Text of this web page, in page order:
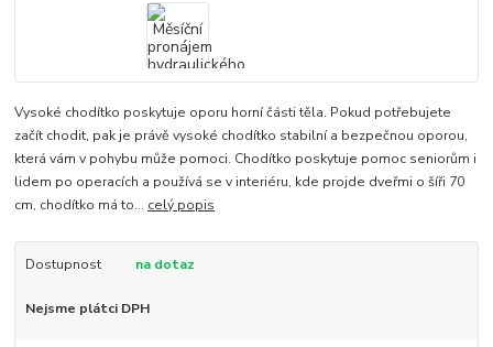
Vysoké chodítko poskytuje oporu horní části těla. Pokud potřebujete
začít chodit, pak je právě vysoké chodítko stabilní a bezpečnou oporou,
která vám v pohybu může pomoci. Chodítko poskytuje pomoc seniorům i
lidem po operacích a používá se v interiéru, kde projde dveřmi o šíři 70
cm, chodítko má to... celý popis
Dostupnost na dotaz
Nejsme plátci DPH